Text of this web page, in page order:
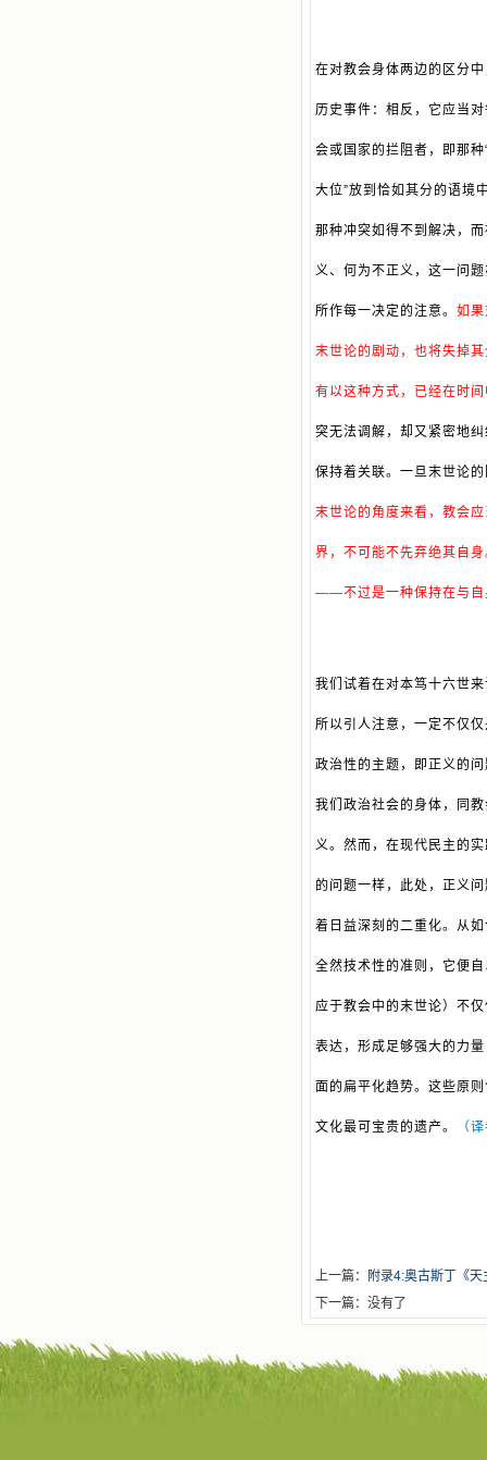
在对教会身体两边的区分
历史事件：相反，它应当
会或国家的拦阻者，即那
大位”放到恰如其分的语境
那种冲突如得不到解决，
义、何为不正义，这一问
所作每一决定的注意。 如
末世论的剧动，也将失掉
有以这种方式，已经在时
突无法调解，却又紧密地
保持着关联。一旦末世论
末世论的角度来看，教会
界，不可能不先弃绝其自
——不过是一种保持在与自
我们试着在对本笃十六世
所以引人注意，一定不仅
政治性的主题，即正义的
我们政治社会的身体，同
义。然而，在现代民主的
的问题一样，此处，正义
着日益深刻的二重化。从
全然技术性的准则，它便
应于教会中的末世论）不
表达，形成足够强大的力
面的扁平化趋势。这些原
文化最可宝贵的遗产。 （
上一篇：
附录4:奥古斯丁《
下一篇：没有了